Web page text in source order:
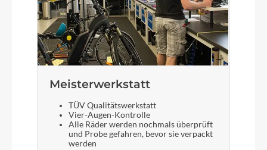
Meisterwerkstatt
TÜV Qualitätswerkstatt
Vier-Augen-Kontrolle
Alle Räder werden nochmals überprüft
und Probe gefahren, bevor sie verpackt
werden